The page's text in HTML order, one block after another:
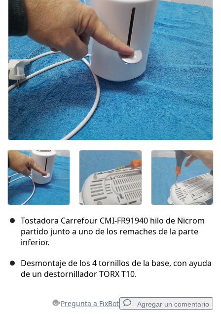
Tostadora Carrefour CMI-FR91940 hilo de Nicrom
partido junto a uno de los remaches de la parte
inferior.
Desmontaje de los 4 tornillos de la base, con ayuda
de un destornillador TORX T10.
Pregunta a FixBot Agregar un comentario